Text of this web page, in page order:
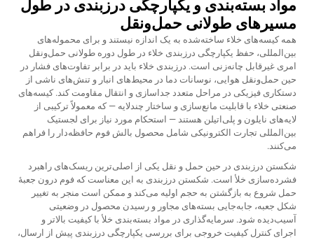
مواد بسته‌بندی و یکپارچگی درزبندی در طول
مسیرهای طولانی حمل‌ونقل
همه کیسه‌های خلاء ساخته‌شده به یک اندازه نیستند و برای محموله‌های
بین‌المللی، حفظ یکپارچگی درزبندی خلاء در طول دوره طولانی حمل‌ونقل
امری غیرقابل چانه‌زنی است. درزبندی خلاء باید در برابر تفاوت‌های فشار در
حین حمل‌ونقل هوایی، نوسانات دما در محیط‌های انبار و تنش‌های ناشی از
دستکاری فیزیکی در مراحل متعدد جداسازی و انتقال مقاومت کند. کیسه‌های
صنعتی خلاء با قابلیت مانع‌سازی و ساختار چندلایه — که معمولاً ترکیبی از
لایه‌های نایلون و پلی‌اتیلن هستند — استحکام مورد نیاز برای لجستیک
بین‌المللی تجارت الکترونیکی شامل محصول بالش فوم حافظه‌دار را فراهم
می‌کنند.
شکستن درزبندی در حین حمل و نقل یکی از اصلی‌ترین ریسک‌های راهبرد
فشرده‌سازی خلأ است. شکستن درزبندی به این معناست که فوم درون جعبهٔ
حمل شروع به بازگشتن به حجم اولیه می‌کند و ممکن است منجر به تغییر
شکل جعبه، جابه‌جایی بسته‌های مجاور و رسیدن محصول در وضعیتی
آسیب‌دیده شود. سرمایه‌گذاری در مواد بسته‌بندی خلأ با کیفیت بالاتر و
اجرای کنترل کیفیت خروجی برای بررسی یکپارچگی درزبندی پیش از ارسال،